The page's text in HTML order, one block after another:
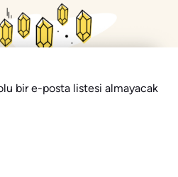
bir e-posta listesi almayacak